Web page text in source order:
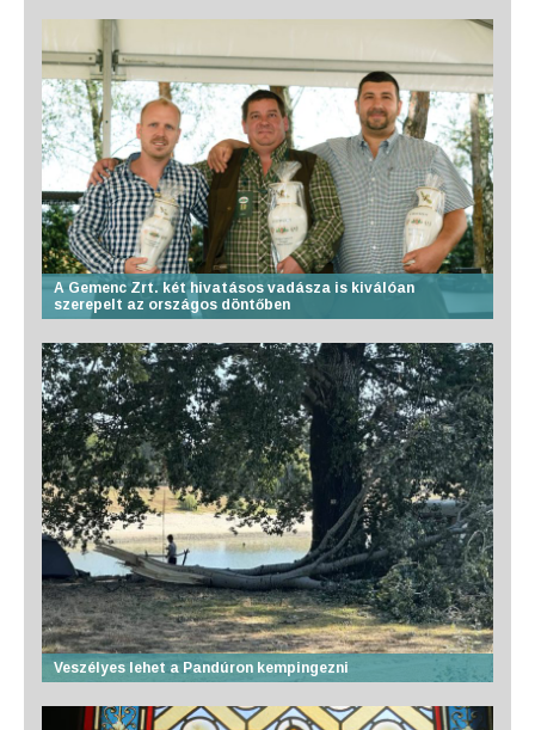
A Gemenc Zrt. két hivatásos vadásza is kiválóan
szerepelt az országos döntőben
Veszélyes lehet a Pandúron kempingezni